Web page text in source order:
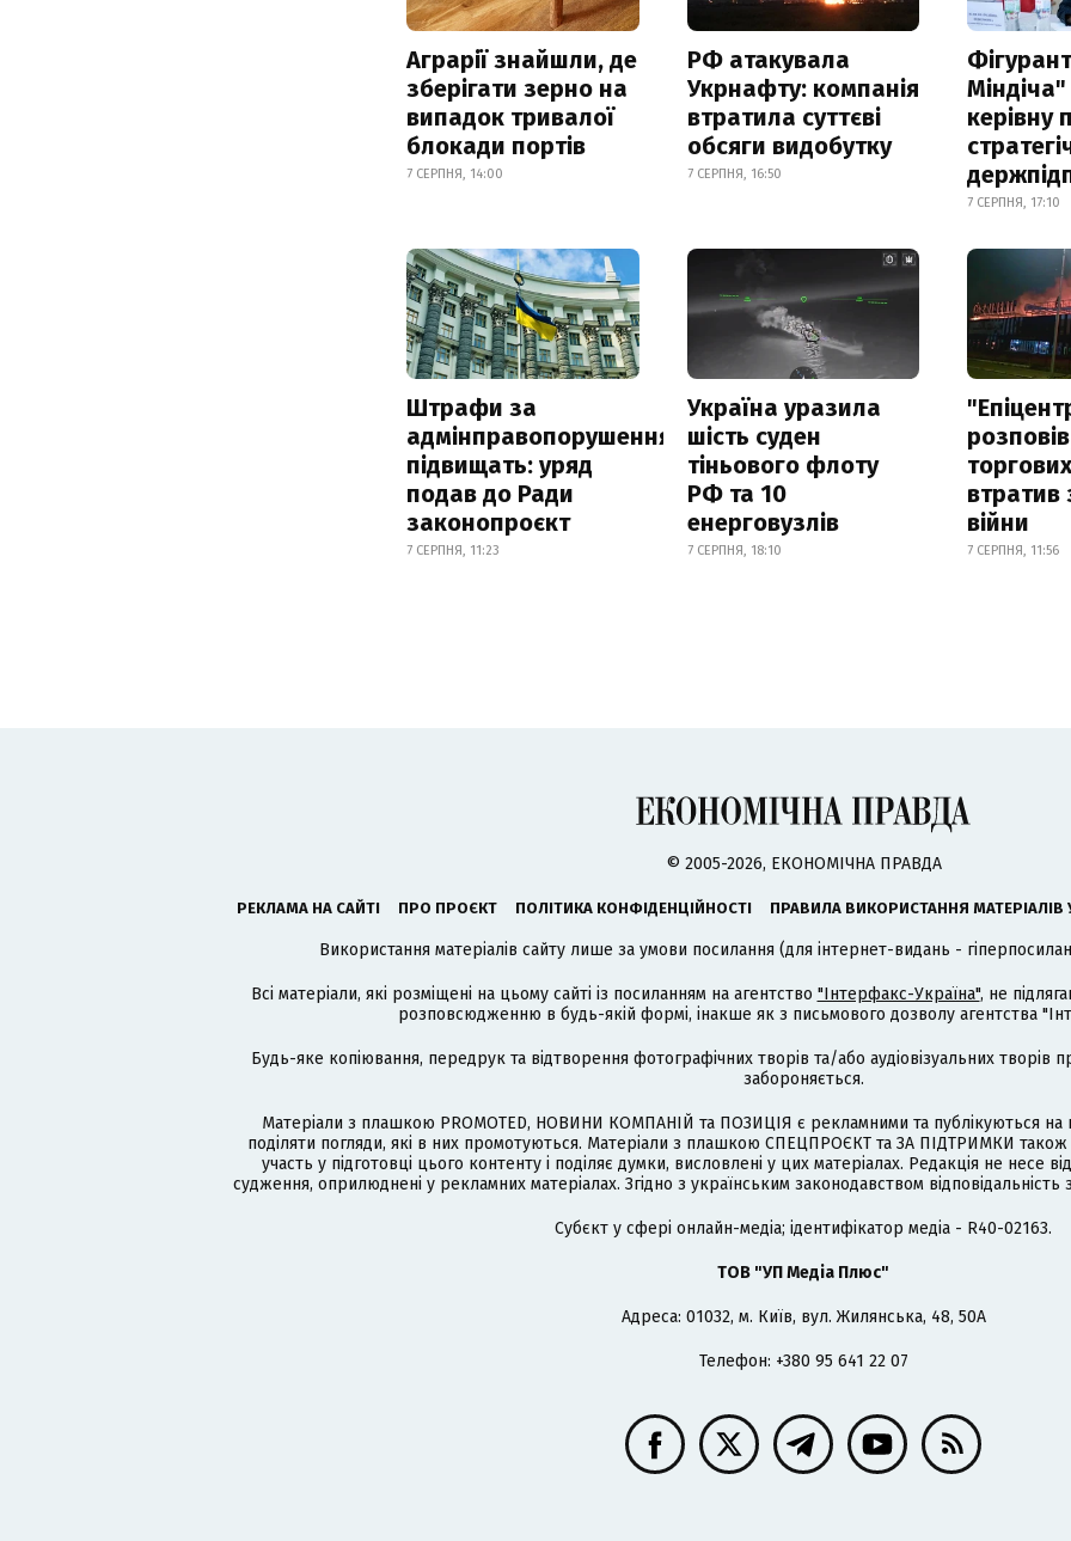
Аграрії знайшли, де
зберігати зерно на
випадок тривалої
блокади портів
7 СЕРПНЯ, 14:00
РФ атакувала
Укрнафту: компанія
втратила суттєві
обсяги видобутку
7 СЕРПНЯ, 16:50
керівну
7 СЕРПНЯ, 17:10
Штрафи за
адмінправопорушення
підвищать: уряд
подав до Ради
законопроєкт
7 СЕРПНЯ, 11:23
Україна уразила
шість суден
тіньового флоту
РФ та 10
енерговузлів
7 СЕРПНЯ, 18:10
втратив
війни
7 СЕРПНЯ, 11:56
© 2005-2026, ЕКОНОМІЧНА ПРАВДА
РЕКЛАМА НА САЙТІ ПРО ПРОЄКТ ПОЛІТИКА КОНФІДЕНЦІЙНОСТІ ПРАВИЛА ВИКОРИСТАННЯ МАТЕРІАЛІВ
Використання матеріалів сайту лише за умови посилання (для інтернет-видань -
Всі матеріали, які розміщені на цьому сайті із посиланням на агентство "Інтерфакс-Україна", не
розповсюдженню в будь-якій формі, інакше як з письмового дозволу агентства
Будь-яке копіювання, передрук та відтворення фотографічних творів та/або аудіовізуальних
забороняється.
Матеріали з плашкою PROMOTED, НОВИНИ КОМПАНІЙ та ПОЗИЦІЯ є рекламними та публікуються на
поділяти погляди, які в них промотуються. Матеріали з плашкою СПЕЦПРОЄКТ та ЗА ПІДТРИМКИ
участь у підготовці цього контенту і поділяє думки, висловлені у цих матеріалах. Редакція не несе
судження, оприлюднені у рекламних матеріалах. Згідно з українським законодавством
Cубєкт у сфері онлайн-медіа; ідентифікатор медіа - R40-02163.
ТОВ "УП Медіа Плюс"
Адреса: 01032, м. Київ, вул. Жилянська, 48, 50А
Телефон: +380 95 641 22 07